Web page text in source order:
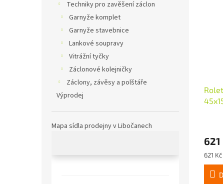
Techniky pro zavěšení záclon
Garnyže komplet
Garnyže stavebnice
Lankové soupravy
Vitrážní tyčky
Záclonové kolejničky
Záclony, závěsy a polštáře
Výprodej
Mapa sídla prodejny v Libočanech
621
Měrná
cena:
621